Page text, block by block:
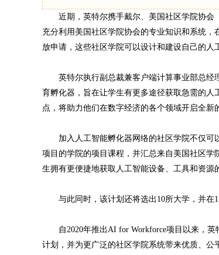
近期，英特尔携手戴尔、美国社区学院协会
充分利用美国社区学院协会的专业知识和系统
放申请，这些社区学院可以设计和建设自己的人
英特尔执行副总裁兼客户端计算事业部总经理
育孵化器，旨在让学生有更多途径获取急需的
点，将助力他们在数字经济的各个领域开启全新
加入人工智能孵化器网络的社区学院不仅可
项目的学院的项目课程，并汇总来自美国社区
生拥有更便捷地获取人工智能设备、工具和资源
与此同时，该计划还将选出10所大学，并在
自2020年推出AI for Workforce项目以来，英
计划，并为更广泛的社区学院系统带来优质、公